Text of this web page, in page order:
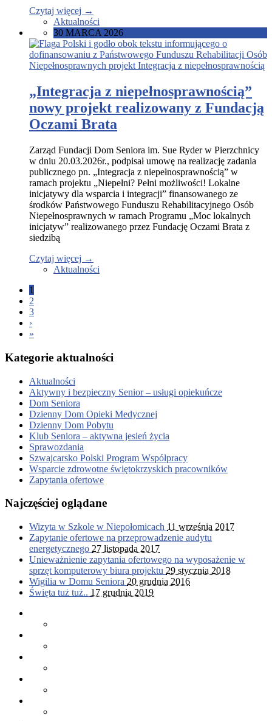
Czytaj więcej →
Aktualności
30 MARCA 2026
„Integracja z niepełnosprawnością”
nowy projekt realizowany z Fundacją
Oczami Brata
Zarząd Fundacji Dom Seniora im. Sue Ryder w Pierzchnicy
w dniu 20.03.2026r., podpisał umowę na realizację zadania
publicznego pn. „Integracja z niepełnosprawnością” w
ramach projektu „Niepełni? Pełni możliwości! Lokalne
inicjatywy dla wsparcia i integracji” finansowanego ze
środków Państwowego Funduszu Rehabilitacyjnego Osób
Niepełnosprawnych w ramach Programu „Moc lokalnych
inicjatyw” realizowanego przez Fundację Oczami Brata z
siedzibą
Czytaj więcej →
Aktualności
1
2
3
›
»
Kategorie aktualności
Aktualności
Aktywny i bezpieczny Senior – usługi opiekuńcze
Dom Seniora
Dzienny Dom Opieki Medycznej
Dzienny Dom Pobytu
Klub Seniora – aktywna jesień życia
Sprawozdania
Szwajcarsko Polski Program Współpracy
Wsparcie zdrowotne świętokrzyskich pracowników
Zapytania ofertowe
Najczęściej oglądane
Wizyta w Szkole w Niepołomicach 11 września 2017
Zapytanie ofertowe na przeprowadzenie audytu
energetycznego 27 listopada 2017
Unieważnienie zapytania ofertowego na wyposażenie w
sprzęt komputerowy biura projektu 29 stycznia 2018
Wigilia w Domu Seniora 20 grudnia 2016
Święta tuż tuż.. 17 grudnia 2019